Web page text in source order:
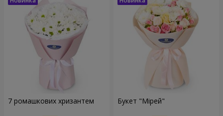
7 ромашкових хризантем Букет "Мірей"